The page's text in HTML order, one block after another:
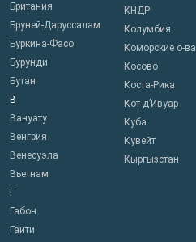
Британия
Бруней-Даруссалам
Буркина-Фасо
Бурунди
Бутан
В
Вануату
Венгрия
Венесуэла
Вьетнам
Г
Габон
Гаити
КНДР
Колумбия
Коморские о-ва
Косово
Коста-Рика
Кот-д’Ивуар
Куба
Кувейт
Кыргызстан